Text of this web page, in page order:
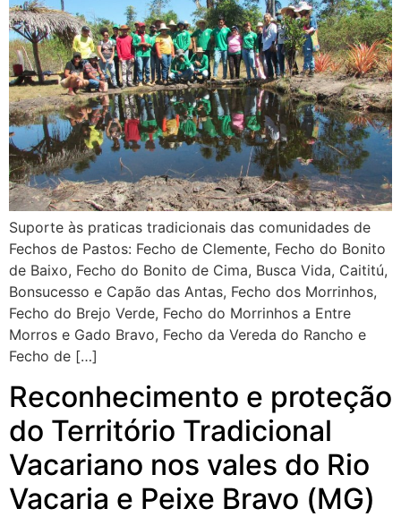
Suporte às praticas tradicionais das comunidades de
Fechos de Pastos: Fecho de Clemente, Fecho do Bonito
de Baixo, Fecho do Bonito de Cima, Busca Vida, Caititú,
Bonsucesso e Capão das Antas, Fecho dos Morrinhos,
Fecho do Brejo Verde, Fecho do Morrinhos a Entre
Morros e Gado Bravo, Fecho da Vereda do Rancho e
Fecho de […]
Reconhecimento e proteção
do Território Tradicional
Vacariano nos vales do Rio
Vacaria e Peixe Bravo (MG)